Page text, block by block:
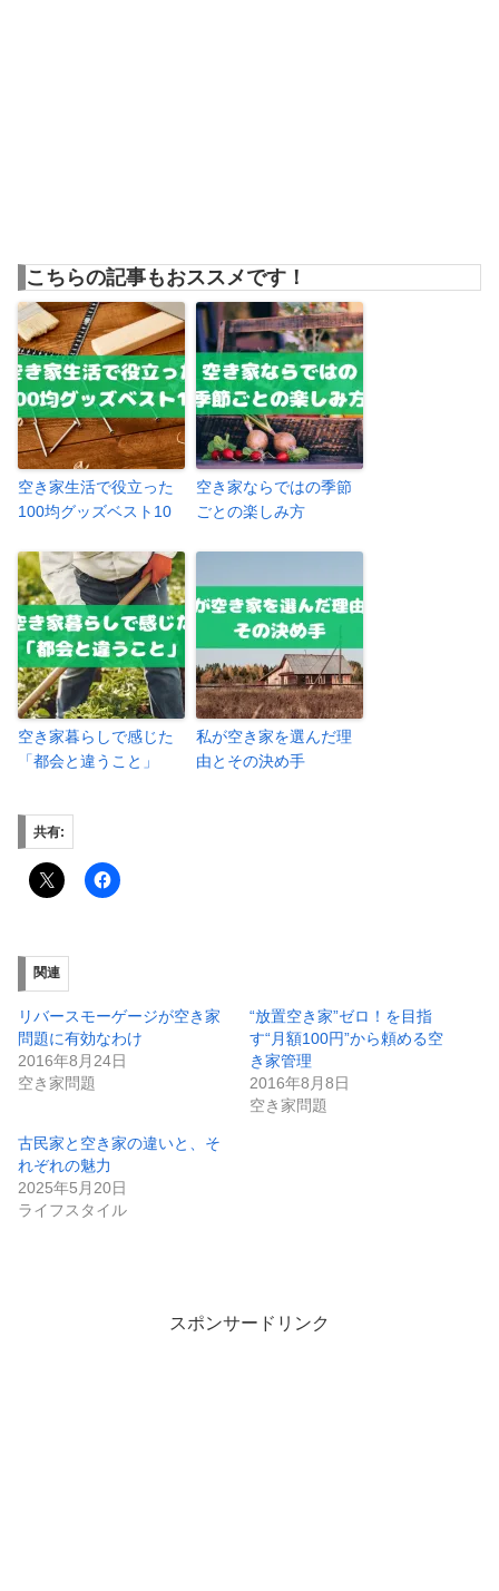
こちらの記事もおススメです！
空き家生活で役立った
100均グッズベスト10
空き家ならではの季節
ごとの楽しみ方
空き家暮らしで感じた
「都会と違うこと」
私が空き家を選んだ理
由とその決め手
共有:
関連
リバースモーゲージが空き家
問題に有効なわけ
2016年8月24日
空き家問題
“放置空き家”ゼロ！を目指
す“月額100円”から頼める空
き家管理
2016年8月8日
空き家問題
古民家と空き家の違いと、そ
れぞれの魅力
2025年5月20日
ライフスタイル
スポンサードリンク